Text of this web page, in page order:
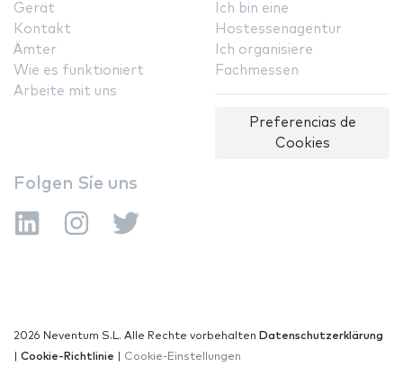
Gerät
Kontakt
Ämter
Wie es funktioniert
Arbeite mit uns
Ich bin eine
Hostessenagentur
Ich organisiere
Fachmessen
Preferencias de
Cookies
Folgen Sie uns
2026 Neventum S.L. Alle Rechte vorbehalten Datenschutzerklärung
Cookie-Richtlinie Cookie-Einstellungen